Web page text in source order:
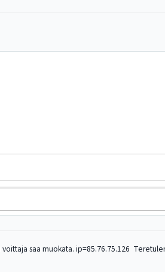
saa muokata. ip=85.76.75.126